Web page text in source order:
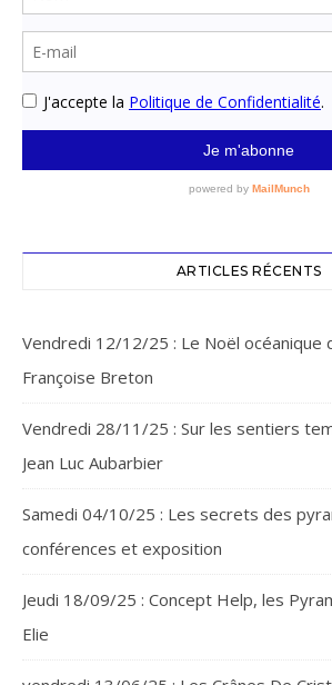
ARTICLES RÉCENTS
Vendredi 12/12/25 : Le Noël océanique
Françoise Breton
Vendredi 28/11/25 : Sur les sentiers
Jean Luc Aubarbier
Samedi 04/10/25 : Les secrets des
conférences et exposition
Jeudi 18/09/25 : Concept Help, les
Elie